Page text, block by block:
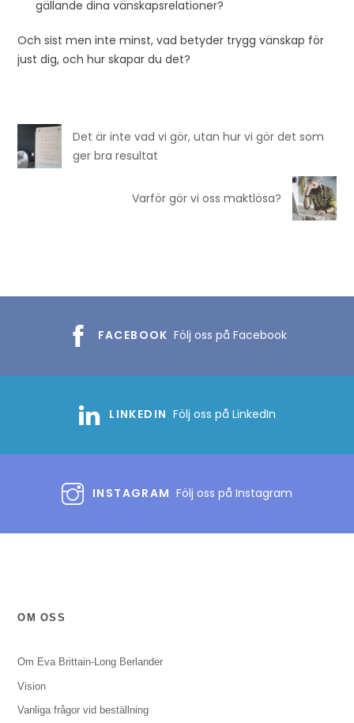
gällande dina vänskapsrelationer?
Och sist men inte minst, vad betyder trygg vänskap för
just dig, och hur skapar du det?
Det är inte vad vi gör, utan hur vi gör det som
ger bra resultat
Varför gör vi oss maktlösa?
FACEBOOK Följ oss på Facebook
LINKEDIN Följ oss på LinkedIn
INSTAGRAM Följ oss på Instagram
OM OSS
Om Eva Brittain-Long Berlander
Vision
Vanliga frågor vid beställning